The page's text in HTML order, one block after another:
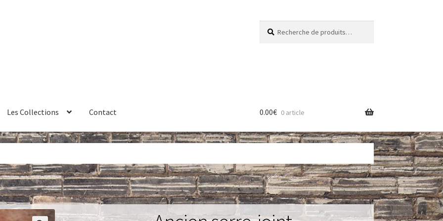
pour :
Les Collections Contact
de venteContactCouteauxCréations sur commande
HuîtreLa philosophieLampe à poserLes CollectionsLuminaires
1 – Les Machines Fondatrices
0.00€ 0 article